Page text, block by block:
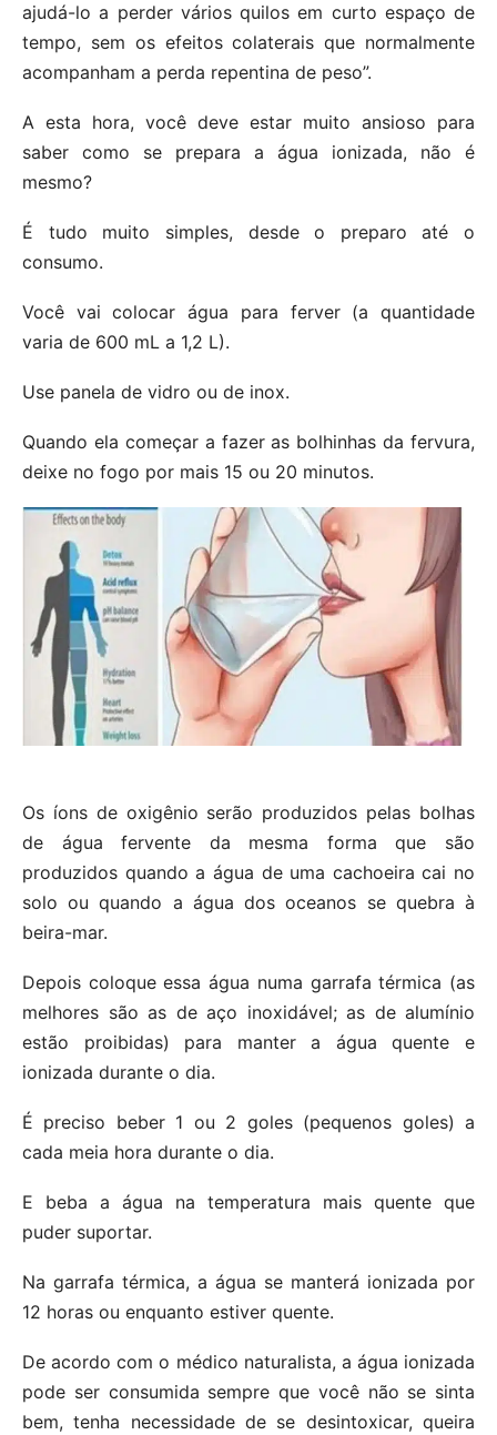
ajudá-lo a perder vários quilos em curto espaço de
tempo, sem os efeitos colaterais que normalmente
acompanham a perda repentina de peso”.
A esta hora, você deve estar muito ansioso para
saber como se prepara a água ionizada, não é
mesmo?
É tudo muito simples, desde o preparo até o
consumo.
Você vai colocar água para ferver (a quantidade
varia de 600 mL a 1,2 L).
Use panela de vidro ou de inox.
Quando ela começar a fazer as bolhinhas da fervura,
deixe no fogo por mais 15 ou 20 minutos.
Os íons de oxigênio serão produzidos pelas bolhas
de água fervente da mesma forma que são
produzidos quando a água de uma cachoeira cai no
solo ou quando a água dos oceanos se quebra à
beira-mar.
Depois coloque essa água numa garrafa térmica (as
melhores são as de aço inoxidável; as de alumínio
estão proibidas) para manter a água quente e
ionizada durante o dia.
É preciso beber 1 ou 2 goles (pequenos goles) a
cada meia hora durante o dia.
E beba a água na temperatura mais quente que
puder suportar.
Na garrafa térmica, a água se manterá ionizada por
12 horas ou enquanto estiver quente.
De acordo com o médico naturalista, a água ionizada
pode ser consumida sempre que você não se sinta
bem, tenha necessidade de se desintoxicar, queira